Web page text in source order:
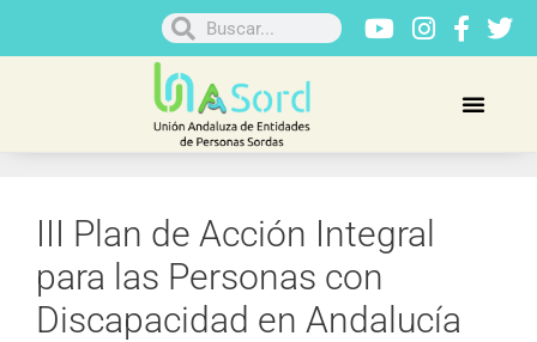
III Plan de Acción Integral
para las Personas con
Discapacidad en Andalucía